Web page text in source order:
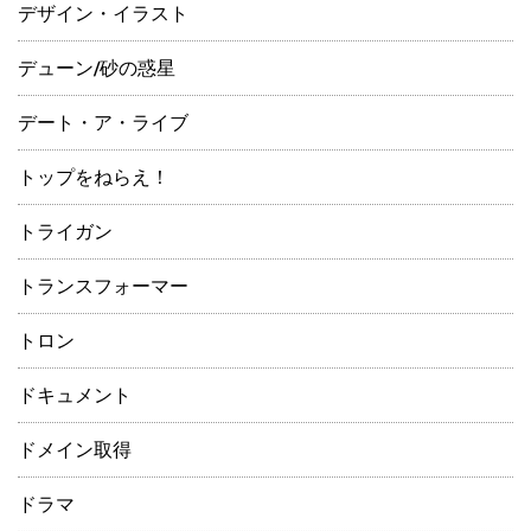
デザイン・イラスト
デューン/砂の惑星
デート・ア・ライブ
トップをねらえ！
トライガン
トランスフォーマー
トロン
ドキュメント
ドメイン取得
ドラマ